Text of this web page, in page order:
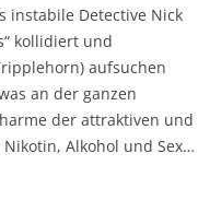
instabile Detective Nick
kollidiert und
aufsuchen
an der ganzen
der attraktiven und
Alkohol und Sex…